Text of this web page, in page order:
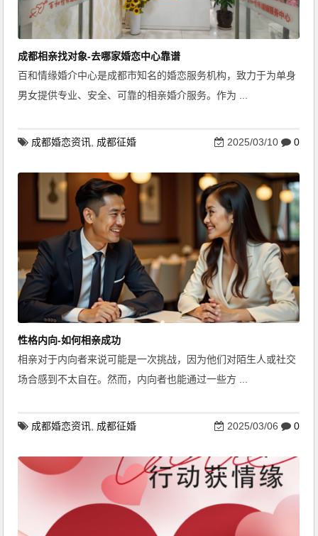
成都相亲找对象-去哪家婚恋中心靠谱
百和情缘婚介中心是成都市知名的婚恋服务机构，致力于为单身
男女提供专业、安全、可靠的相亲婚介服务。作为 ...
成都婚恋资讯 成都征婚 2025/03/10 0
性格内向-如何相亲成功
相亲对于内向者来说可能是一次挑战，因为他们对陌生人或社交
场合感到不太自在。然而，内向者也能通过一些方 ...
成都婚恋资讯 成都征婚 2025/03/06 0